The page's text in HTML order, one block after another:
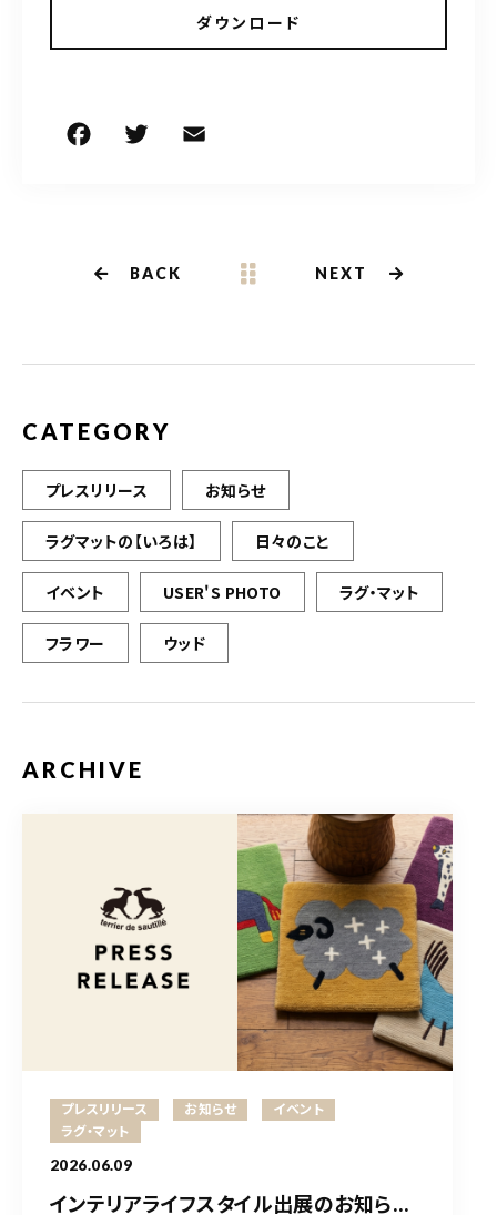
ダウンロード
b r
BACK NEXT
CATEGORY
プレスリリース お知らせ
ラグマットの【いろは】 日々のこと
イベント USER'S PHOTO ラグ・マット
フラワー ウッド
ARCHIVE
プレスリリース お知らせ
イベント
ラグ・マット
2026.06.09
インテリアライフスタイル出展のお知ら...